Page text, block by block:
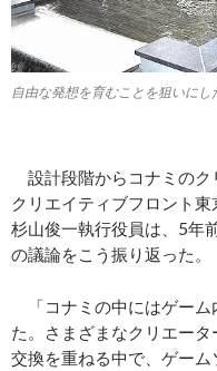
自由な発想を育むことを狙いにし
設計段階からコナミのク
クリエイティブフロント
杉山俊一執行役員は、5年
の議論をこう振り返った。
「コナミの中にはゲーム
た。さまざまなクリエー
交換を重ねる中で、ゲー